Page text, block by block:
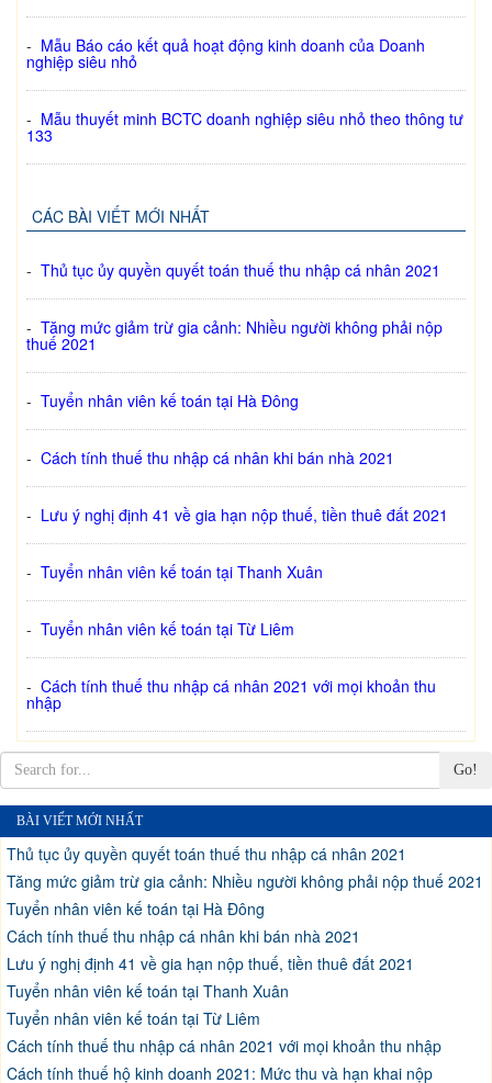
- Mẫu Báo cáo kết quả hoạt động kinh doanh của Doanh
nghiệp siêu nhỏ
- Mẫu thuyết minh BCTC doanh nghiệp siêu nhỏ theo thông tư
133
CÁC BÀI VIẾT MỚI NHẤT
- Thủ tục ủy quyền quyết toán thuế thu nhập cá nhân 2021
- Tăng mức giảm trừ gia cảnh: Nhiều người không phải nộp
thuế 2021
- Tuyển nhân viên kế toán tại Hà Đông
- Cách tính thuế thu nhập cá nhân khi bán nhà 2021
- Lưu ý nghị định 41 về gia hạn nộp thuế, tiền thuê đất 2021
- Tuyển nhân viên kế toán tại Thanh Xuân
- Tuyển nhân viên kế toán tại Từ Liêm
- Cách tính thuế thu nhập cá nhân 2021 với mọi khoản thu
nhập
Go!
BÀI VIẾT MỚI NHẤT
Thủ tục ủy quyền quyết toán thuế thu nhập cá nhân 2021
Tăng mức giảm trừ gia cảnh: Nhiều người không phải nộp thuế 2021
Tuyển nhân viên kế toán tại Hà Đông
Cách tính thuế thu nhập cá nhân khi bán nhà 2021
Lưu ý nghị định 41 về gia hạn nộp thuế, tiền thuê đất 2021
Tuyển nhân viên kế toán tại Thanh Xuân
Tuyển nhân viên kế toán tại Từ Liêm
Cách tính thuế thu nhập cá nhân 2021 với mọi khoản thu nhập
Cách tính thuế hộ kinh doanh 2021: Mức thu và hạn khai nộp